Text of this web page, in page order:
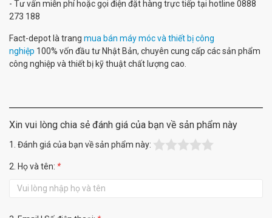
- Tư vấn miễn phí hoặc gọi điện đặt hàng trực tiếp tại hotline 0888
273 188
Fact-depot là trang mua bán máy móc và thiết bị công
nghiệp 100% vốn đầu tư Nhật Bản, chuyên cung cấp các sản phẩm
công nghiệp và thiết bị kỹ thuật chất lượng cao.
Xin vui lòng chia sẻ đánh giá của bạn về sản phẩm này
1. Đánh giá của bạn về sản phẩm này:
2. Họ và tên: *